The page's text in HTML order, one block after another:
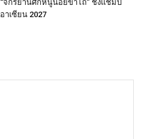
“จักรยานศึกหนูน้อยขาไถ” ชิงแชมป์
อาเซียน 2027